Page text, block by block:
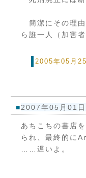
簡潔にその理由
ら誰一人（加害
2005年05月
■2007年05月01
あちこちの書店
られ、最終的に
……遅いよ。